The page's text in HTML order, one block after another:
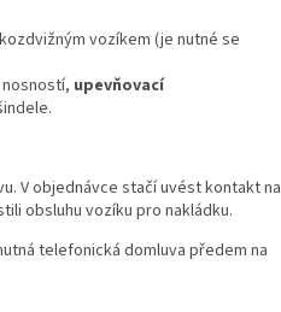
vozíkem (je nutné se
upevňovací
V objednávce stačí uvést kontakt na
obsluhu vozíku pro nakládku.
telefonická domluva předem na